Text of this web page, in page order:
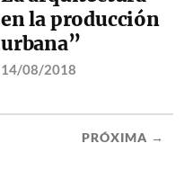
en la producción
urbana”
14/08/2018
PRÓXIMA →